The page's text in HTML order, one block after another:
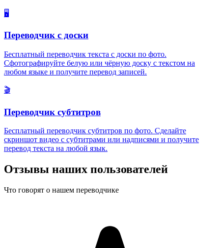
🖥️
Переводчик с доски
Бесплатный переводчик текста с доски по фото.
Сфотографируйте белую или чёрную доску с текстом на
любом языке и получите перевод записей.
🎬
Переводчик субтитров
Бесплатный переводчик субтитров по фото. Сделайте
скриншот видео с субтитрами или надписями и получите
перевод текста на любой язык.
Отзывы наших пользователей
Что говорят о нашем переводчике